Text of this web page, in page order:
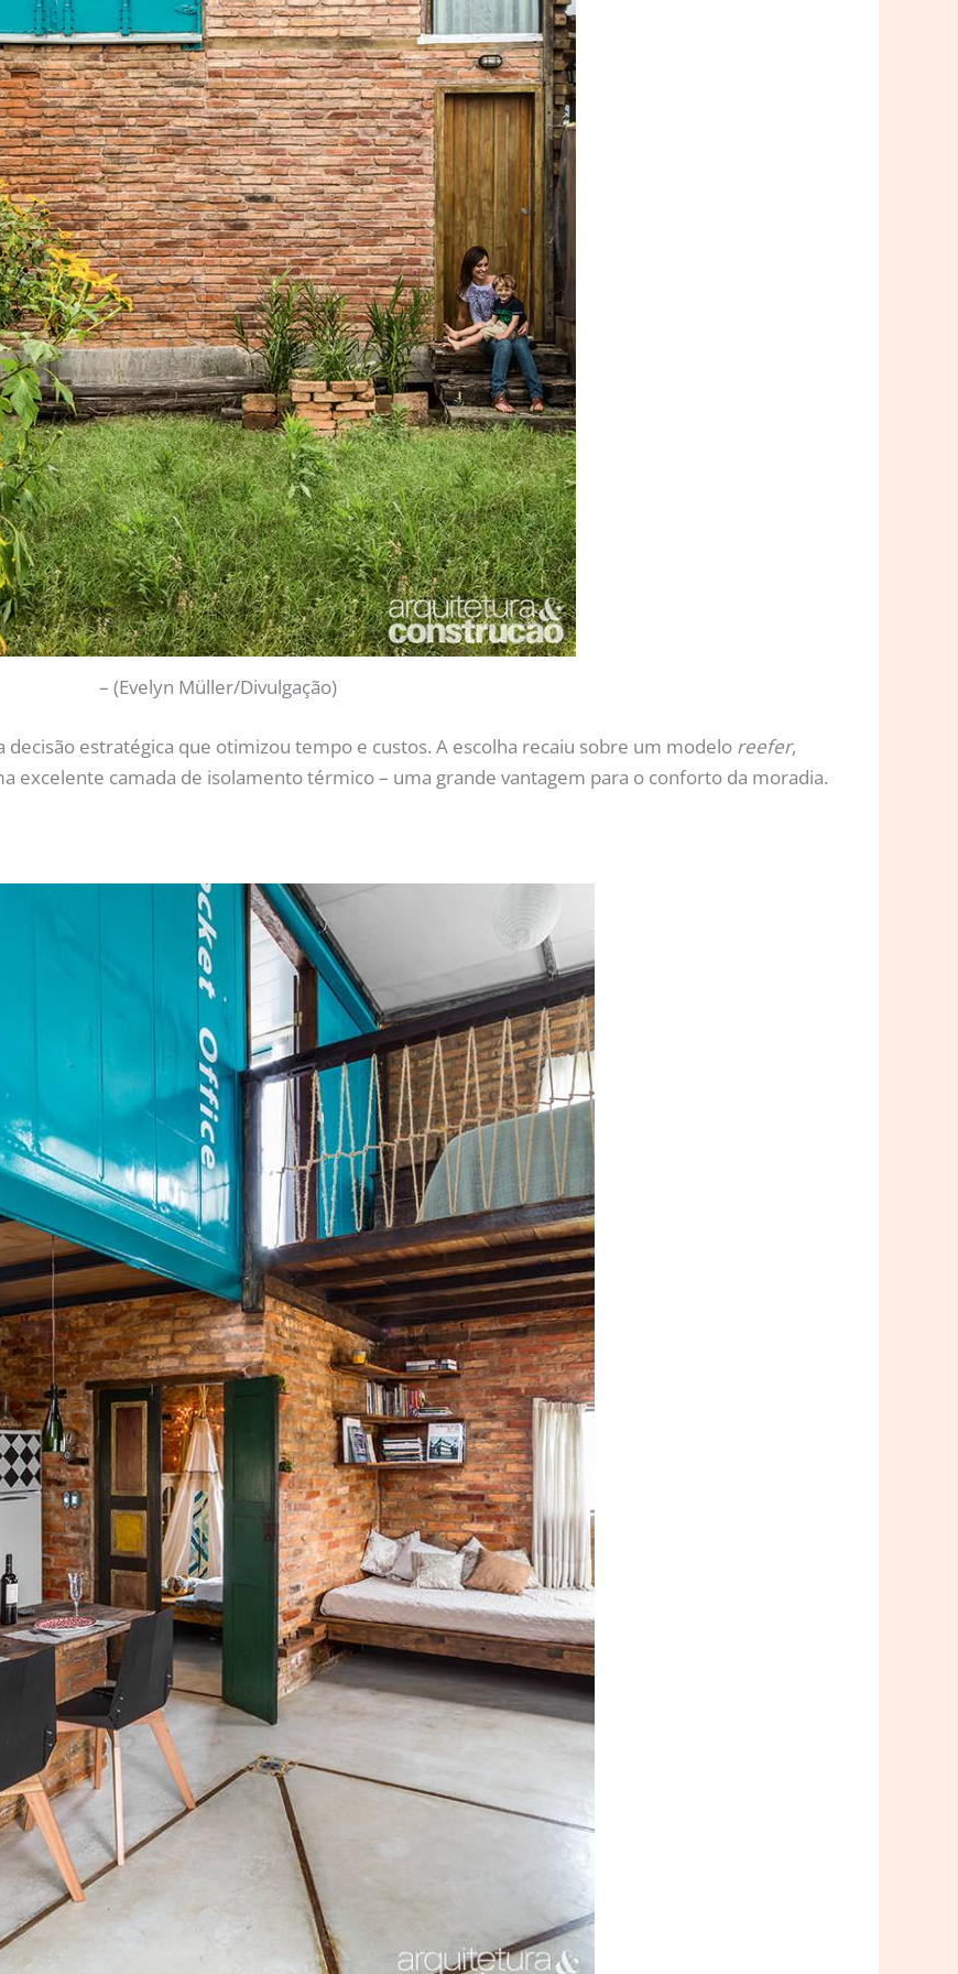
– (Evelyn Müller/Divulgação)
estratégica que otimizou tempo e custos. A escolha recaiu sobre um modelo reefer,
excelente camada de isolamento térmico – uma grande vantagem para o conforto da moradia.